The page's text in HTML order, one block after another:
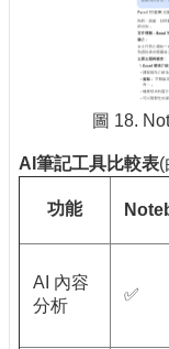
圖 18.
AI 筆記工具比較表(
功能
AI 內容
分析
✅